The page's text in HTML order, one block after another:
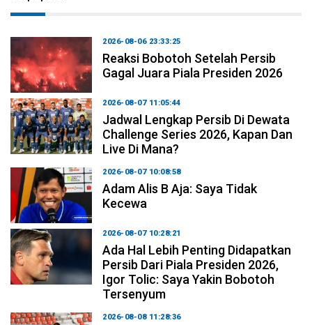
2026-08-06 23:33:25
Reaksi Bobotoh Setelah Persib
Gagal Juara Piala Presiden 2026
2026-08-07 11:05:44
Jadwal Lengkap Persib Di Dewata
Challenge Series 2026, Kapan Dan
Live Di Mana?
2026-08-07 10:08:58
Adam Alis B Aja: Saya Tidak
Kecewa
2026-08-07 10:28:21
Ada Hal Lebih Penting Didapatkan
Persib Dari Piala Presiden 2026,
Igor Tolic: Saya Yakin Bobotoh
Tersenyum
2026-08-08 11:28:36